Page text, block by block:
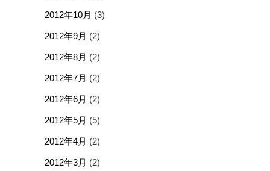
2012年10月 (3)
2012年9月 (2)
2012年8月 (2)
2012年7月 (2)
2012年6月 (2)
2012年5月 (5)
2012年4月 (2)
2012年3月 (2)